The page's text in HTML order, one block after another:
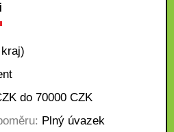
do 70000 CZK
Plný úvazek